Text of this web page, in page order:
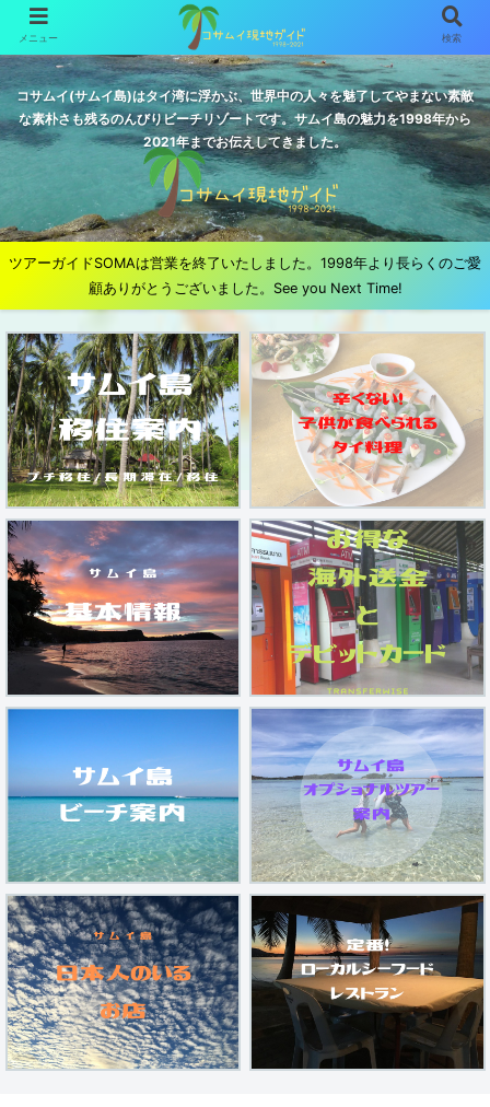
コサムイ(サムイ島)はタイ湾に浮かぶ、世界中の人々を魅了してやまない素敵
な素朴さも残るのんびりビーチリゾートです。サムイ島の魅力を1998年から
2021年までお伝えしてきました。
ツアーガイドSOMAは営業を終了いたしました。1998年より長らくのご愛
顧ありがとうございました。See you Next Time!
メニュー 検索